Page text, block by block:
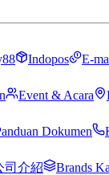
Indopos E-
Event & Acara
Dokumen
司介紹 Brands